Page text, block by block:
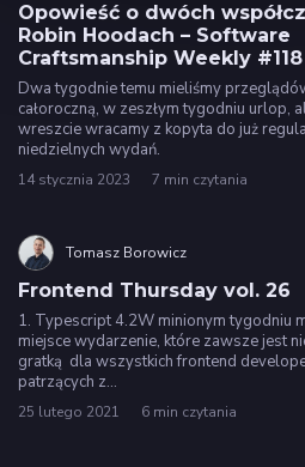
Opowieść o dwóch
Robin Hoodach – Software
Craftsmanship Weekly #118
Dwa tygodnie temu mieliśmy
całoroczną, w zeszłym tygodniu urlop,
wreszcie wracamy z kopyta do już
niedzielnych wydań.
14 stycznia 2023 7 min czytania
Tomasz Borowicz
Frontend Thursday vol. 26
1. Typescript 4.2W minionym tygodniu
miejsce wydarzenie, które zawsze jest
gratką dla wszystkich frontend
patrzących z…
25 lutego 2021 6 min czytania